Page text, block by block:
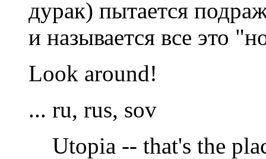
дурак) пытается
и называется все это
Look around!
... ru, rus, sov
Utopia -- that's the